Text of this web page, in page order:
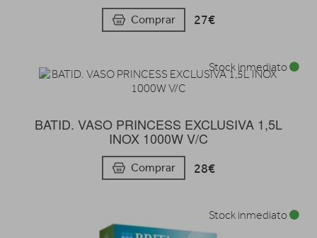
Comprar 27€
BATID. VASO PRINCESS EXCLUSIVA 1,5L
INOX 1000W V/C
Comprar 28€
Stock inmediato
Stock inmediato